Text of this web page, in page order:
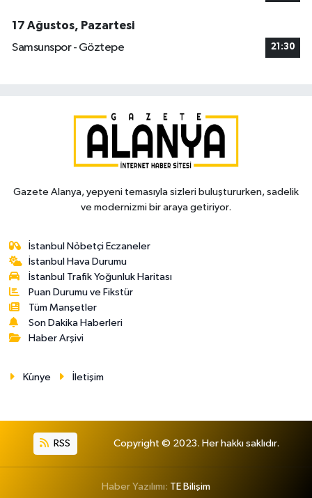
17 Ağustos, Pazartesi
Samsunspor - Göztepe
21:30
Gazete Alanya, yepyeni temasıyla sizleri buluştururken, sadelik
ve modernizmi bir araya getiriyor.
İstanbul Nöbetçi Eczaneler
İstanbul Hava Durumu
İstanbul Trafik Yoğunluk Haritası
Puan Durumu ve Fikstür
Tüm Manşetler
Son Dakika Haberleri
Haber Arşivi
Künye İletişim
RSS Copyright © 2023. Her hakkı saklıdır.
Haber Yazılımı: TE Bilişim